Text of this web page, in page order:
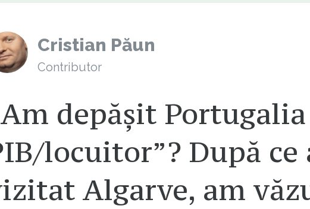
Cristian Păun
Contributor
depășit
locuitor”? După ce
Algarve, am